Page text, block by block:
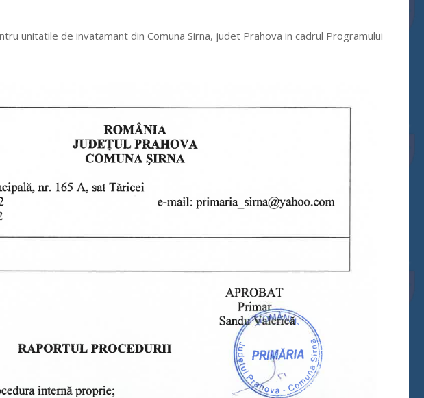
unitatile de invatamant din Comuna Sirna, judet Prahova in cadrul Programului